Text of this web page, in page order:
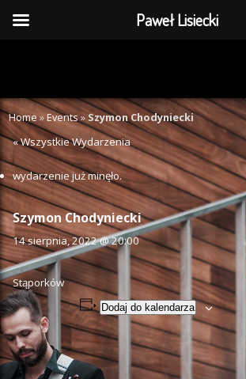
Home»Events» Szymon Chodyniecki
« Wszystkie Wydarzenia
wydarzenie już minęło.
Szymon Chodyniecki
14 sierpnia, 2022 @ 20:00
Stąporków
Dodaj do kalendarza
Paweł Lisiecki